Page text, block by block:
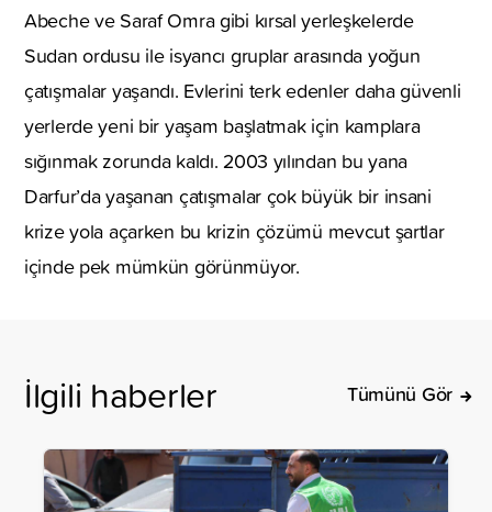
Abeche ve Saraf Omra gibi kırsal yerleşkelerde
Sudan ordusu ile isyancı gruplar arasında yoğun
çatışmalar yaşandı. Evlerini terk edenler daha güvenli
yerlerde yeni bir yaşam başlatmak için kamplara
sığınmak zorunda kaldı. 2003 yılından bu yana
Darfur’da yaşanan çatışmalar çok büyük bir insani
krize yola açarken bu krizin çözümü mevcut şartlar
içinde pek mümkün görünmüyor.
İlgili haberler Tümünü Gör